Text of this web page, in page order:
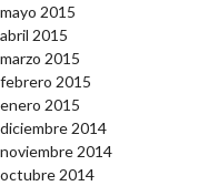
mayo 2015
abril 2015
marzo 2015
febrero 2015
enero 2015
diciembre 2014
noviembre 2014
octubre 2014